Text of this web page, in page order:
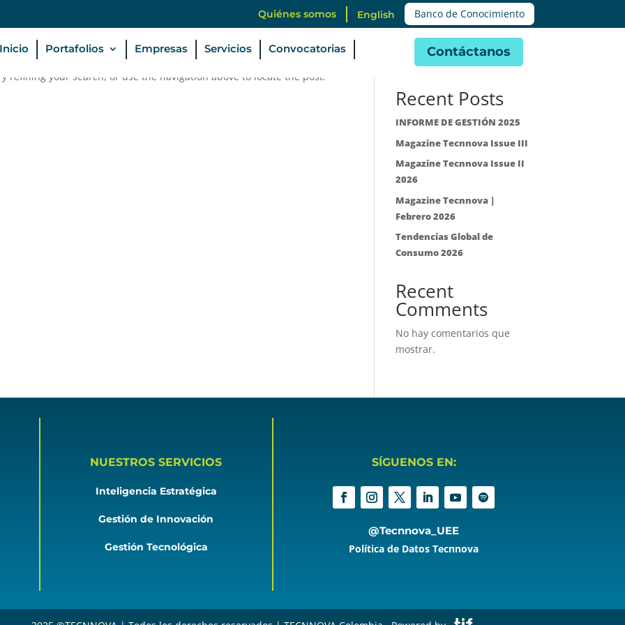
Quiénes somos English Banco de Conocimiento
Portafolios Empresas Servicios Convocatorias Contáctanos
refining your search, or use the navigation above to locate the post.
Buscar
Recent Posts
INFORME DE GESTIÓN 2025
Magazine Tecnnova Issue III
Magazine Tecnnova Issue II
2026
Magazine Tecnnova |
Febrero 2026
Tendencias Global de
Consumo 2026
Recent
Comments
No hay comentarios que
mostrar.
NUESTROS SERVICIOS
Inteligencia Estratégica
Gestión de Innovación
Gestión Tecnológica
SÍGUENOS EN:
@Tecnnova_UEE
Política de Datos Tecnnova